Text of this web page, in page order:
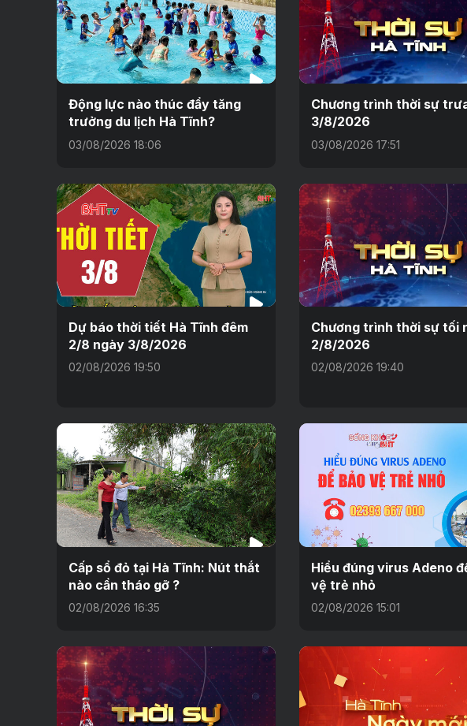
Động lực nào thúc đẩy tăng
trưởng du lịch Hà Tĩnh?
03/08/2026 18:06
Chương trình thời sự
3/8/2026
03/08/2026 17:51
Dự báo thời tiết Hà Tĩnh đêm
2/8 ngày 3/8/2026
02/08/2026 19:50
Chương trình thời sự tối
2/8/2026
02/08/2026 19:40
Cấp sổ đỏ tại Hà Tĩnh: Nút thắt
nào cần tháo gỡ ?
02/08/2026 16:35
Hiểu đúng virus Adeno
vệ trẻ nhỏ
02/08/2026 15:01